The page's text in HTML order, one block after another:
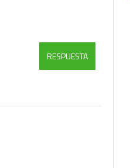
RESPUESTA